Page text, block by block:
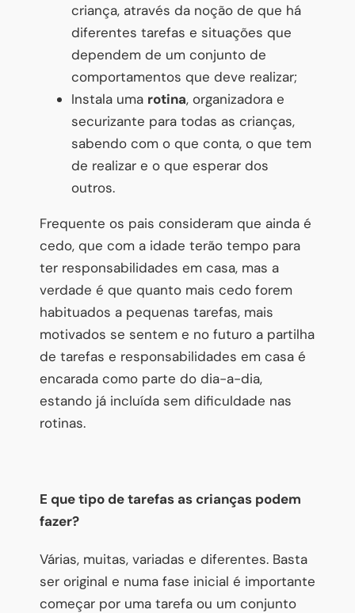
criança, através da noção de que há
diferentes tarefas e situações que
dependem de um conjunto de
comportamentos que deve realizar;
Instala uma rotina, organizadora e
securizante para todas as crianças,
sabendo com o que conta, o que tem
de realizar e o que esperar dos
outros.
Frequente os pais consideram que ainda é
cedo, que com a idade terão tempo para
ter responsabilidades em casa, mas a
verdade é que quanto mais cedo forem
habituados a pequenas tarefas, mais
motivados se sentem e no futuro a partilha
de tarefas e responsabilidades em casa é
encarada como parte do dia-a-dia,
estando já incluída sem dificuldade nas
rotinas.
E que tipo de tarefas as crianças podem
fazer?
Várias, muitas, variadas e diferentes. Basta
ser original e numa fase inicial é importante
começar por uma tarefa ou um conjunto